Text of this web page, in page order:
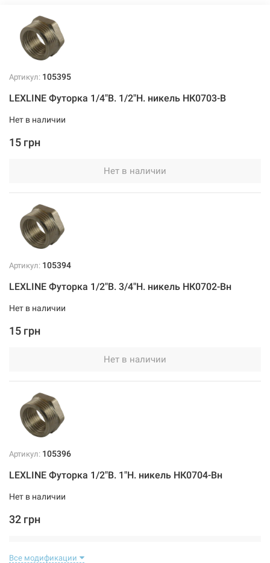
Артикул: 105395
LEXLINE Футорка 1/4"В. 1/2"Н. никель НК0703-В
Нет в наличии
15 грн
Нет в наличии
Артикул: 105394
LEXLINE Футорка 1/2"В. 3/4"Н. никель НК0702-Вн
Нет в наличии
15 грн
Нет в наличии
Артикул: 105396
LEXLINE Футорка 1/2"В. 1"Н. никель НК0704-Вн
Нет в наличии
32 грн
Все модификации